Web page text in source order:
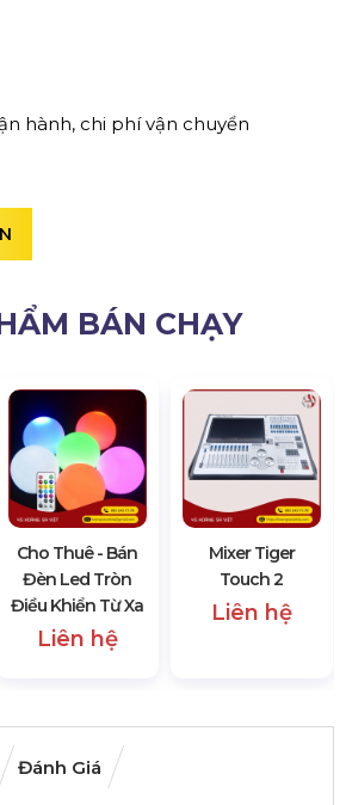
hành, chi phí vận chuyển
BÁN CHẠY
Cho Thuê - Bán
Đèn Led Tròn
Điều Khiển Từ Xa
Liên hệ
Mixer Tiger
Touch 2
Liên hệ
Đánh Giá